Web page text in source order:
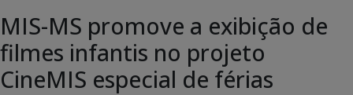
MIS-MS promove a exibição de
filmes infantis no projeto
CineMIS especial de férias